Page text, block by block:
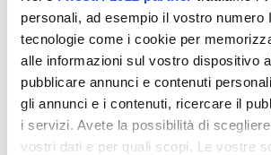
personali, ad esempio il vostro numero
tecnologie come i cookie per
alle informazioni sul vostro dispositivo
pubblicare annunci e contenuti
gli annunci e i contenuti, ricercare il
i servizi. Avete la possibilità di
vostri dati e per quali scopi. Le vostre
Integratori per dimagrire
Amin 21 K al cacao - 21
bustine
32,00 € 55,18 €
Aggiungi al